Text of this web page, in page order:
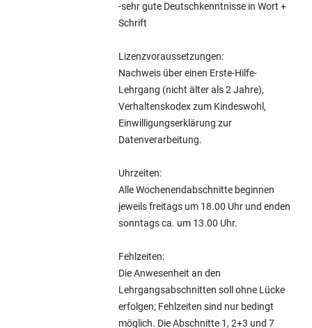
-sehr gute Deutschkenntnisse in Wort +
Schrift
Lizenzvoraussetzungen:
Nachweis über einen Erste-Hilfe-
Lehrgang (nicht älter als 2 Jahre),
Verhaltenskodex zum Kindeswohl,
Einwilligungserklärung zur
Datenverarbeitung.
Uhrzeiten:
Alle Wochenendabschnitte beginnen
jeweils freitags um 18.00 Uhr und enden
sonntags ca. um 13.00 Uhr.
Fehlzeiten:
Die Anwesenheit an den
Lehrgangsabschnitten soll ohne Lücke
erfolgen; Fehlzeiten sind nur bedingt
möglich. Die Abschnitte 1, 2+3 und 7